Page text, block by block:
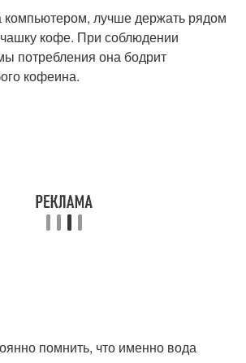
лучше держать рядом
кофе. При соблюдении
потребления она бодрит
кофеина.
помнить, что именно вода